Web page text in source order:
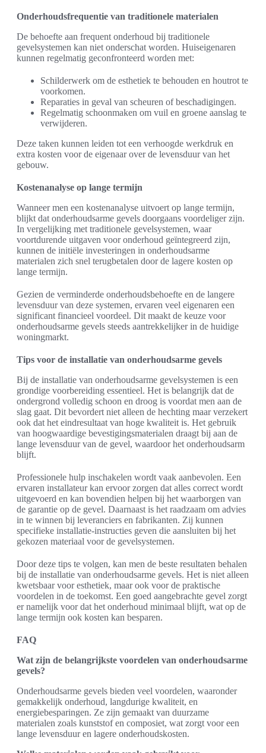
Onderhoudsfrequentie van traditionele materialen
De behoefte aan frequent onderhoud bij traditionele
gevelsystemen kan niet onderschat worden. Huiseigenaren
kunnen regelmatig geconfronteerd worden met:
Schilderwerk om de esthetiek te behouden en houtrot te
voorkomen.
Reparaties in geval van scheuren of beschadigingen.
Regelmatig schoonmaken om vuil en groene aanslag te
verwijderen.
Deze taken kunnen leiden tot een verhoogde werkdruk en
extra kosten voor de eigenaar over de levensduur van het
gebouw.
Kostenanalyse op lange termijn
Wanneer men een kostenanalyse uitvoert op lange termijn,
blijkt dat onderhoudsarme gevels doorgaans voordeliger zijn.
In vergelijking met traditionele gevelsystemen, waar
voortdurende uitgaven voor onderhoud geïntegreerd zijn,
kunnen de initiële investeringen in onderhoudsarme
materialen zich snel terugbetalen door de lagere kosten op
lange termijn.
Gezien de verminderde onderhoudsbehoefte en de langere
levensduur van deze systemen, ervaren veel eigenaren een
significant financieel voordeel. Dit maakt de keuze voor
onderhoudsarme gevels steeds aantrekkelijker in de huidige
woningmarkt.
Tips voor de installatie van onderhoudsarme gevels
Bij de installatie van onderhoudsarme gevelsystemen is een
grondige voorbereiding essentieel. Het is belangrijk dat de
ondergrond volledig schoon en droog is voordat men aan de
slag gaat. Dit bevordert niet alleen de hechting maar verzekert
ook dat het eindresultaat van hoge kwaliteit is. Het gebruik
van hoogwaardige bevestigingsmaterialen draagt bij aan de
lange levensduur van de gevel, waardoor het onderhoudsarm
blijft.
Professionele hulp inschakelen wordt vaak aanbevolen. Een
ervaren installateur kan ervoor zorgen dat alles correct wordt
uitgevoerd en kan bovendien helpen bij het waarborgen van
de garantie op de gevel. Daarnaast is het raadzaam om advies
in te winnen bij leveranciers en fabrikanten. Zij kunnen
specifieke installatie-instructies geven die aansluiten bij het
gekozen materiaal voor de gevelsystemen.
Door deze tips te volgen, kan men de beste resultaten behalen
bij de installatie van onderhoudsarme gevels. Het is niet alleen
kwetsbaar voor esthetiek, maar ook voor de praktische
voordelen in de toekomst. Een goed aangebrachte gevel zorgt
er namelijk voor dat het onderhoud minimaal blijft, wat op de
lange termijn ook kosten kan besparen.
FAQ
Wat zijn de belangrijkste voordelen van onderhoudsarme
gevels?
Onderhoudsarme gevels bieden veel voordelen, waaronder
gemakkelijk onderhoud, langdurige kwaliteit, en
energiebesparingen. Ze zijn gemaakt van duurzame
materialen zoals kunststof en composiet, wat zorgt voor een
lange levensduur en lagere onderhoudskosten.